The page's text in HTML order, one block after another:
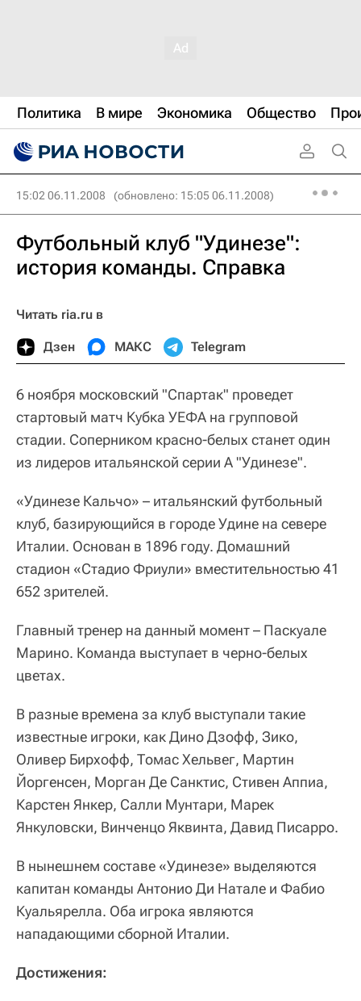
Политика В мире Экономика Общество
15:02 06.11.2008 (обновлено: 15:05 06.11.2008)
Футбольный клуб "Удинезе":
история команды. Справка
Читать ria.ru в
Дзен МАКС Telegram
6 ноября московский "Спартак" проведет
стартовый матч Кубка УЕФА на групповой
стадии. Соперником красно-белых станет один
из лидеров итальянской серии А "Удинезе".
«Удинезе Кальчо» – итальянский футбольный
клуб, базирующийся в городе Удине на севере
Италии. Основан в 1896 году. Домашний
стадион «Стадио Фриули» вместительностью 41
652 зрителей.
Главный тренер на данный момент – Паскуале
Марино. Команда выступает в черно-белых
цветах.
В разные времена за клуб выступали такие
известные игроки, как Дино Дзофф, Зико,
Оливер Бирхофф, Томас Хельвег, Мартин
Йоргенсен, Морган Де Санктис, Стивен Аппиа,
Карстен Янкер, Салли Мунтари, Марек
Янкуловски, Винченцо Яквинта, Давид Писарро.
В нынешнем составе «Удинезе» выделяются
капитан команды Антонио Ди Натале и Фабио
Куальярелла. Оба игрока являются
нападающими сборной Италии.
Достижения: